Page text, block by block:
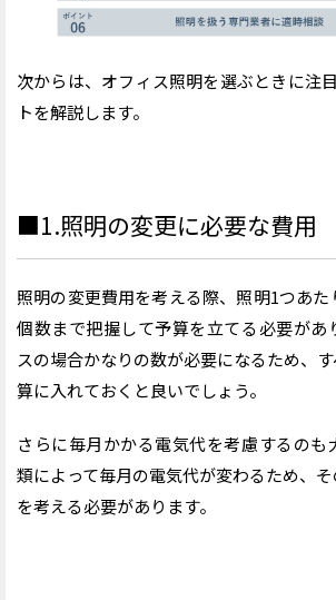
次からは、オフィス照明を選ぶときに注
トを解説します。
■1.照明の変更に必要な費用
照明の変更費用を考える際、照明1つあた
個数まで把握して予算を立てる必要があ
スの場合かなりの数が必要になるため、
算に入れておくと良いでしょう。
さらに毎月かかる電気代を考慮するのも
類によって毎月の電気代が変わるため、
を考える必要があります。